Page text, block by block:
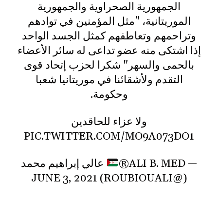
الجمهورية الصحراوية والجمهورية
الموريتانية، "مثل المؤمنين في توادهم
وتراحمهم وتعاطفهم كمثل الجسد الواحد
إذا اشتكى منه عضو تداعى له سائر الأعضاء
بالحمى والسهر" شكرا لحزب إتحاد قوى
التقدم ولأشقائنا في موريتانيا شعبا
وحكومة.
ولا عزاء للحاقدين
PIC.TWITTER.COM/MO9A073DO1
— ALI B. MED
®️
عالي إبراهيم محمد
(@ROUBIOUALI)
JUNE 3, 2021